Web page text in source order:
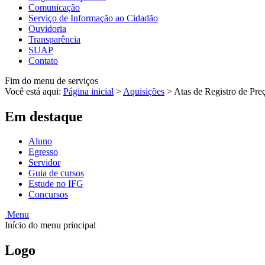
Comunicação
Serviço de Informação ao Cidadão
Ouvidoria
Transparência
SUAP
Contato
Fim do menu de serviços
Você está aqui: Página inicial > Aquisições > Atas de Registro de
Em destaque
Aluno
Egresso
Servidor
Guia de cursos
Estude no IFG
Concursos
Menu
Início do menu principal
Logo